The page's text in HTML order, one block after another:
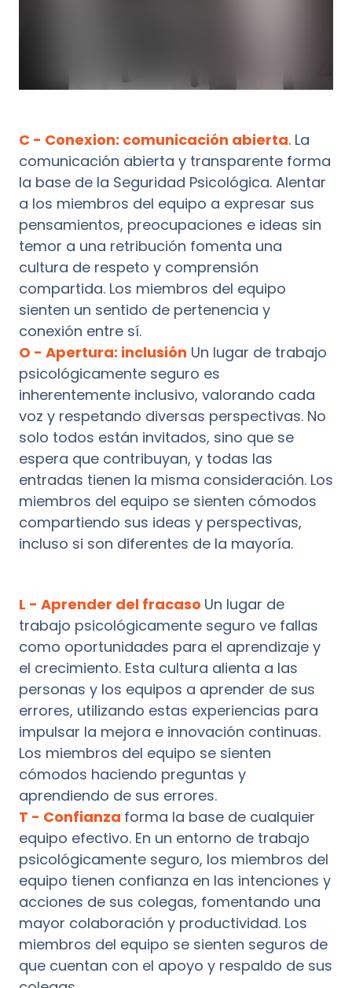
C - Conexion: comunicación abierta. La
comunicación abierta y transparente forma
la base de la Seguridad Psicológica. Alentar
a los miembros del equipo a expresar sus
pensamientos, preocupaciones e ideas sin
temor a una retribución fomenta una
cultura de respeto y comprensión
compartida. Los miembros del equipo
sienten un sentido de pertenencia y
conexión entre sí.
O - Apertura: inclusión Un lugar de trabajo
psicológicamente seguro es
inherentemente inclusivo, valorando cada
voz y respetando diversas perspectivas. No
solo todos están invitados, sino que se
espera que contribuyan, y todas las
entradas tienen la misma consideración. Los
miembros del equipo se sienten cómodos
compartiendo sus ideas y perspectivas,
incluso si son diferentes de la mayoría.
L - Aprender del fracaso Un lugar de
trabajo psicológicamente seguro ve fallas
como oportunidades para el aprendizaje y
el crecimiento. Esta cultura alienta a las
personas y los equipos a aprender de sus
errores, utilizando estas experiencias para
impulsar la mejora e innovación continuas.
Los miembros del equipo se sienten
cómodos haciendo preguntas y
aprendiendo de sus errores.
T - Confianza forma la base de cualquier
equipo efectivo. En un entorno de trabajo
psicológicamente seguro, los miembros del
equipo tienen confianza en las intenciones y
acciones de sus colegas, fomentando una
mayor colaboración y productividad. Los
miembros del equipo se sienten seguros de
que cuentan con el apoyo y respaldo de sus